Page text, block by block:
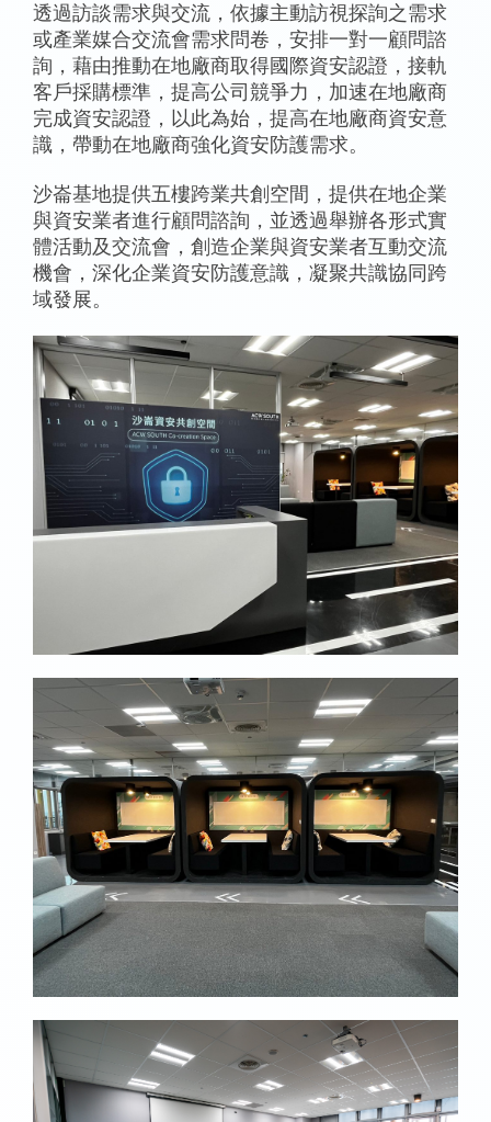
透過訪談需求與交流，依據主動訪視探詢之需求
或產業媒合交流會需求問卷，安排一對一顧問諮
詢，藉由推動在地廠商取得國際資安認證，接軌
客戶採購標準，提高公司競爭力，加速在地廠商
完成資安認證，以此為始，提高在地廠商資安意
識，帶動在地廠商強化資安防護需求​。
沙崙基地提供五樓跨業共創空間，提供在地企業
與資安業者進行顧問諮詢，並透過舉辦各形式實
體活動及交流會，創造企業與資安業者互動交流
機會，深化企業資安防護意識，凝聚共識協同跨
域發展。​